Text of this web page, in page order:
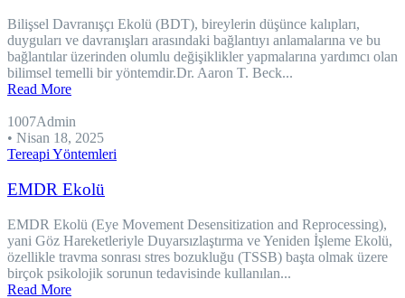
Bilişsel Davranışçı Ekolü (BDT), bireylerin düşünce kalıpları,
duyguları ve davranışları arasındaki bağlantıyı anlamalarına ve bu
bağlantılar üzerinden olumlu değişiklikler yapmalarına yardımcı olan
bilimsel temelli bir yöntemdir.Dr. Aaron T. Beck...
Read More
1007Admin
• Nisan 18, 2025
Tereapi Yöntemleri
EMDR Ekolü
EMDR Ekolü (Eye Movement Desensitization and Reprocessing),
yani Göz Hareketleriyle Duyarsızlaştırma ve Yeniden İşleme Ekolü,
özellikle travma sonrası stres bozukluğu (TSSB) başta olmak üzere
birçok psikolojik sorunun tedavisinde kullanılan...
Read More